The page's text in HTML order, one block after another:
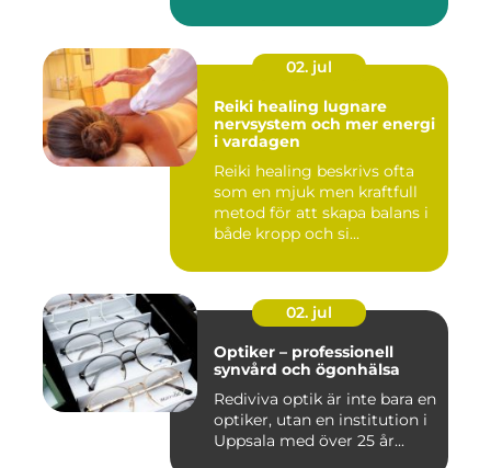
02. jul
Reiki healing lugnare
nervsystem och mer energi
i vardagen
Reiki healing beskrivs ofta
som en mjuk men kraftfull
metod för att skapa balans i
både kropp och si...
02. jul
Optiker – professionell
synvård och ögonhälsa
Rediviva optik är inte bara en
optiker, utan en institution i
Uppsala med över 25 år...